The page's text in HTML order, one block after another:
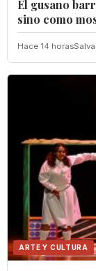
El gusano
sino como
Hace 14 horas
ARTE Y CULTURA